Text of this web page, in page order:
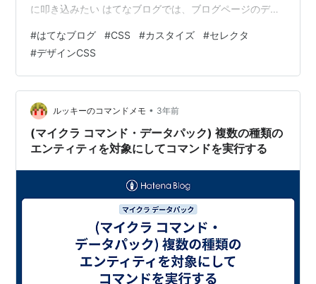
に叩き込みたい はてなブログでは、ブログページのデザ
す。前に利用していたgooブログでは、これができなかっ
たので、大変便利な機能に感じられます。 デザイン設定
画面のカスタマイズタブ内に『デザインCSS』という、
テキストエディタみたいなツールが用意されています。
そのデザインCSSウィンドウを開いて、そこに…
#はてなブログ #CSS #カスタイズ #セレクタ
#デザインCSS
ルッキーのコマンドメモ • 3年前
(マイクラ コマンド・データパック) 複数の種類の
エンティティを対象にしてコマンドを実行する